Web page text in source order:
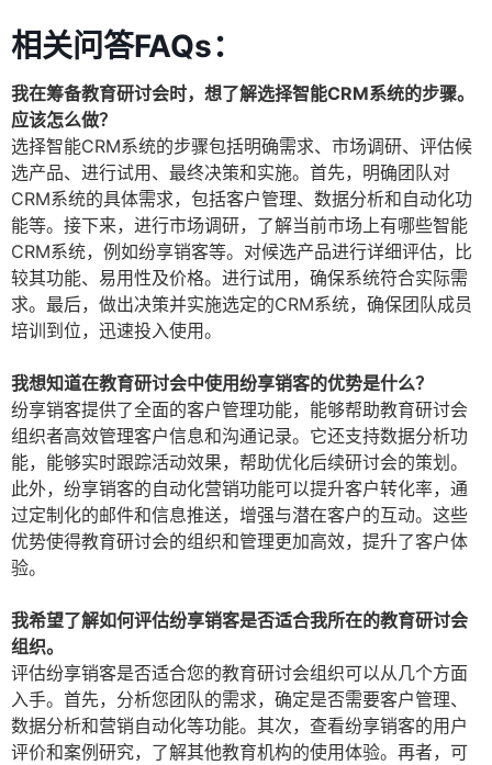
相关问答FAQs：
我在筹备教育研讨会时，想了解选择智能CRM系统的步骤。
应该怎么做？
选择智能CRM系统的步骤包括明确需求、市场调研、评估候
选产品、进行试用、最终决策和实施。首先，明确团队对
CRM系统的具体需求，包括客户管理、数据分析和自动化功
能等。接下来，进行市场调研，了解当前市场上有哪些智能
CRM系统，例如纷享销客等。对候选产品进行详细评估，比
较其功能、易用性及价格。进行试用，确保系统符合实际需
求。最后，做出决策并实施选定的CRM系统，确保团队成员
培训到位，迅速投入使用。
我想知道在教育研讨会中使用纷享销客的优势是什么？
纷享销客提供了全面的客户管理功能，能够帮助教育研讨会
组织者高效管理客户信息和沟通记录。它还支持数据分析功
能，能够实时跟踪活动效果，帮助优化后续研讨会的策划。
此外，纷享销客的自动化营销功能可以提升客户转化率，通
过定制化的邮件和信息推送，增强与潜在客户的互动。这些
优势使得教育研讨会的组织和管理更加高效，提升了客户体
验。
我希望了解如何评估纷享销客是否适合我所在的教育研讨会
组织。
评估纷享销客是否适合您的教育研讨会组织可以从几个方面
入手。首先，分析您团队的需求，确定是否需要客户管理、
数据分析和营销自动化等功能。其次，查看纷享销客的用户
评价和案例研究，了解其他教育机构的使用体验。再者，可